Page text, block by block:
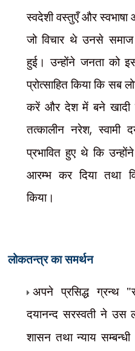
स्वदेशी वस्तुएँ और
जो विचार थे उनसे समाज
हुई। उन्होंने जनता को
प्रोत्साहित किया कि सब
करें और देश में बने
तत्कालीन नरेश,स्वामी
प्रभावित हुए थे कि
आरम्भ कर दिया तथा
किया।
लोकतन्त्र का समर्थन
अपने प्रसिद्ध ग्रन्थ
दयानन्द सरस्वती ने उस
शासन तथा न्याय